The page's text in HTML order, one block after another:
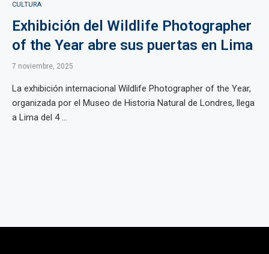
CULTURA
Exhibición del Wildlife Photographer
of the Year abre sus puertas en Lima
7 noviembre, 2025
La exhibición internacional Wildlife Photographer of the Year,
organizada por el Museo de Historia Natural de Londres, llega
a Lima del 4 ...